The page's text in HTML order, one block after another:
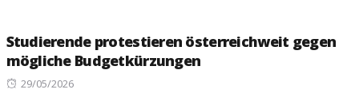
Studierende protestieren österreichweit gegen
mögliche Budgetkürzungen
Posted
29/05/2026